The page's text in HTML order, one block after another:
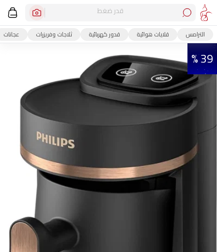
قدر ضغط
الترامس قلايات هوائية قدور كهربائية ثلاجات وفريزرات عجانات
39 %